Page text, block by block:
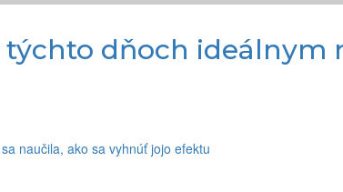
týchto dňoch